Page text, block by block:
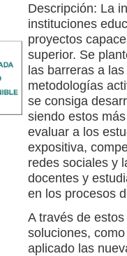
Descripción: La
instituciones
proyectos
superior. Se
las barreras a
metodologías
se consiga
siendo estos
evaluar a los
expositiva,
redes sociales y
docentes y
en los procesos
A través de
soluciones,
aplicado las